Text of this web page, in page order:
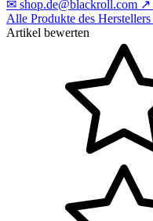
✉ shop.de@blackroll.com ↗
Alle Produkte des Herstellers
Artikel bewerten